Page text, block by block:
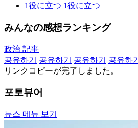
1役に立つ 1役に立つ
みんなの感想ランキング
政治 記事
공유하기
공유하기 공유하기 공유하기
リンクコピーが完了しました。
포토뷰어
뉴스 메뉴 보기